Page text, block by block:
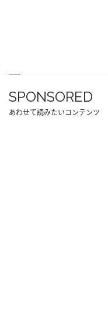
SPONSORED
あわせて読みたいコンテンツ